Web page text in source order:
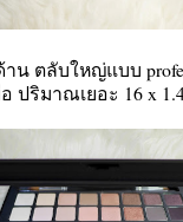
น ตลับใหญ่แบบ
ปริมาณเยอะ 16 x